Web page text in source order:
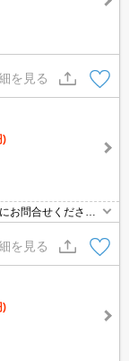
を見る
)
お問合せください
ただきます！もち
を見る
)